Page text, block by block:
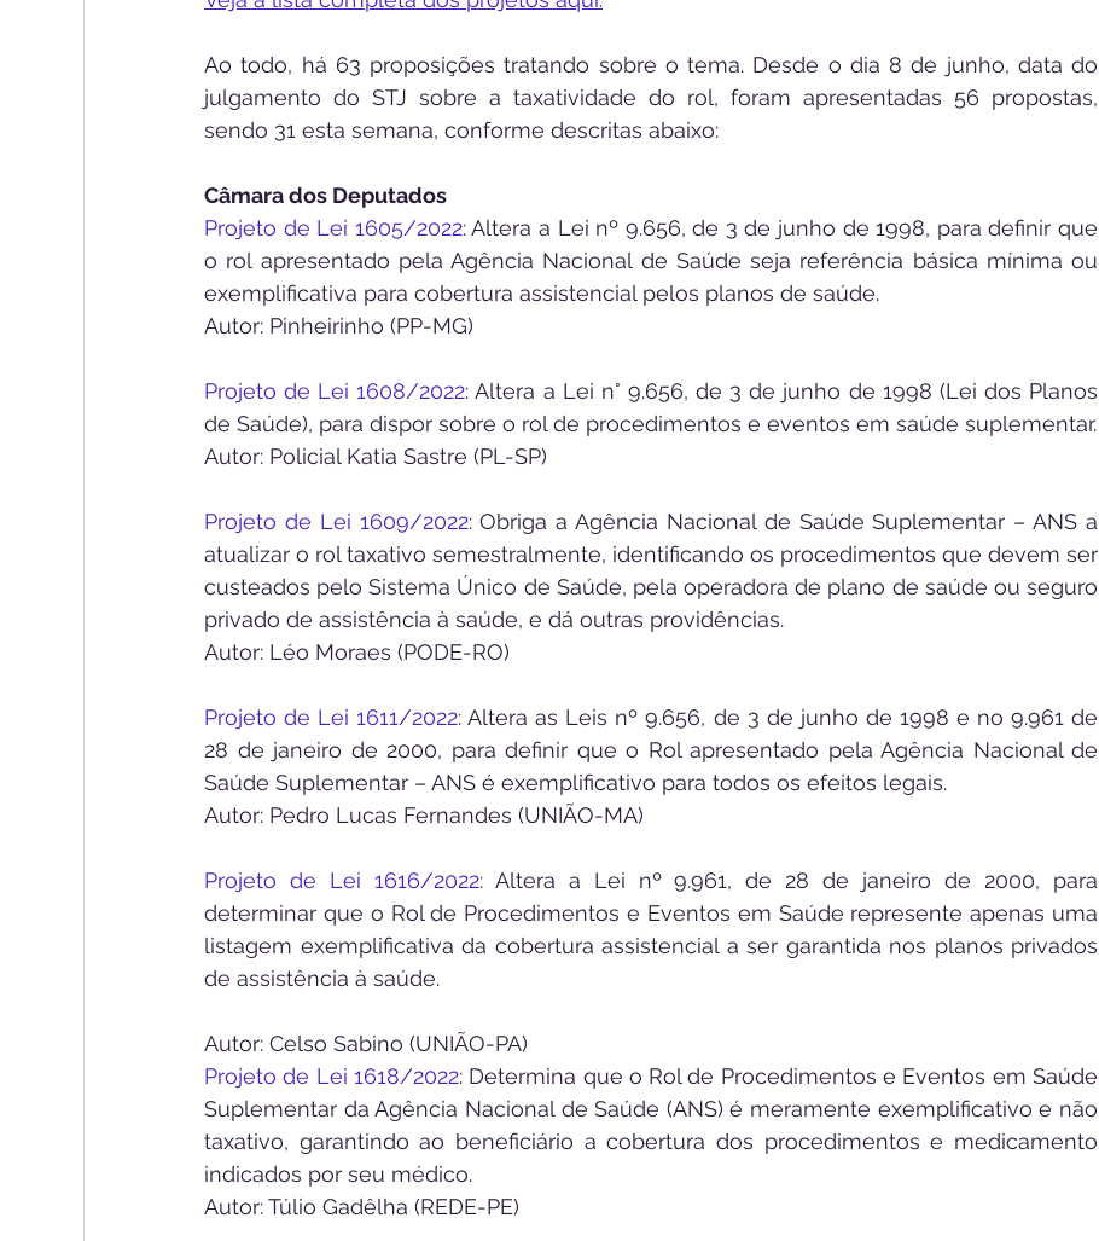
Ao todo, há 63 proposições tratando sobre o tema. Desde o dia 8 de junho, data do
julgamento do STJ sobre a taxatividade do rol, foram apresentadas 56 propostas,
sendo 31 esta semana, conforme descritas abaixo:
Câmara dos Deputados
Projeto de Lei 1605/2022: Altera a Lei nº 9.656, de 3 de junho de 1998, para definir que
o rol apresentado pela Agência Nacional de Saúde seja referência básica mínima ou
exemplificativa para cobertura assistencial pelos planos de saúde.
Autor: Pinheirinho (PP-MG)
Projeto de Lei 1608/2022: Altera a Lei n° 9.656, de 3 de junho de 1998 (Lei dos Planos
de Saúde), para dispor sobre o rol de procedimentos e eventos em saúde suplementar.
Autor: Policial Katia Sastre (PL-SP)
Projeto de Lei 1609/2022: Obriga a Agência Nacional de Saúde Suplementar – ANS a
atualizar o rol taxativo semestralmente, identificando os procedimentos que devem ser
custeados pelo Sistema Único de Saúde, pela operadora de plano de saúde ou seguro
privado de assistência à saúde, e dá outras providências.
Autor: Léo Moraes (PODE-RO)
Projeto de Lei 1611/2022: Altera as Leis nº 9.656, de 3 de junho de 1998 e no 9.961 de
28 de janeiro de 2000, para definir que o Rol apresentado pela Agência Nacional de
Saúde Suplementar – ANS é exemplificativo para todos os efeitos legais.
Autor: Pedro Lucas Fernandes (UNIÃO-MA)
Projeto de Lei 1616/2022: Altera a Lei nº 9.961, de 28 de janeiro de 2000, para
determinar que o Rol de Procedimentos e Eventos em Saúde represente apenas uma
listagem exemplificativa da cobertura assistencial a ser garantida nos planos privados
de assistência à saúde.
Autor: Celso Sabino (UNIÃO-PA)
Projeto de Lei 1618/2022: Determina que o Rol de Procedimentos e Eventos em Saúde
Suplementar da Agência Nacional de Saúde (ANS) é meramente exemplificativo e não
taxativo, garantindo ao beneficiário a cobertura dos procedimentos e medicamento
indicados por seu médico.
Autor: Túlio Gadêlha (REDE-PE)